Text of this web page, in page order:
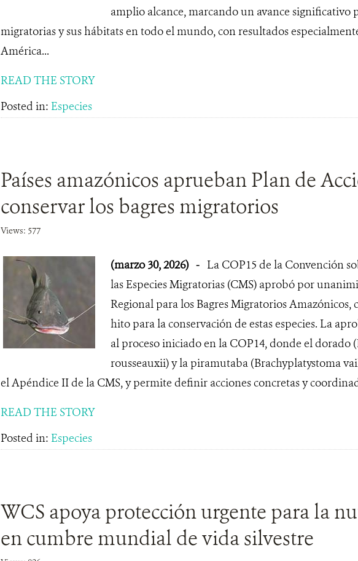
amplio alcance, marcando un avance significativo
migratorias y sus hábitats en todo el mundo, con resultados
América...
READ THE STORY
Posted in: Especies
Países amazónicos aprueban Plan de
conservar los bagres migratorios
Views: 577
(marzo 30, 2026) - La COP15 de la Convención
las Especies Migratorias (CMS) aprobó por
Regional para los Bagres Migratorios
hito para la conservación de estas especies. La
al proceso iniciado en la COP14, donde el dorado
rousseauxii) y la piramutaba (Brachyplatystoma
el Apéndice II de la CMS, y permite definir acciones concretas y
READ THE STORY
Posted in: Especies
WCS apoya protección urgente para la
en cumbre mundial de vida silvestre